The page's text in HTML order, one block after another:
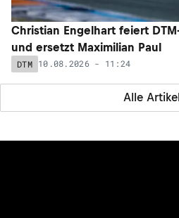
Alle Artikel
Christian Engelhart feiert
und ersetzt Maximilian Paul
DTM 10.08.2026 - 11:24